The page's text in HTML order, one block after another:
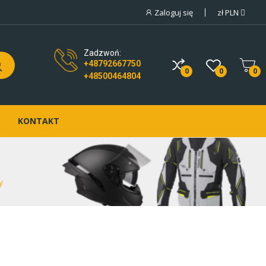
Zaloguj się złPLN
Zadzwoń:
+48792667750
+48500464804
0 0 0
KONTAKT